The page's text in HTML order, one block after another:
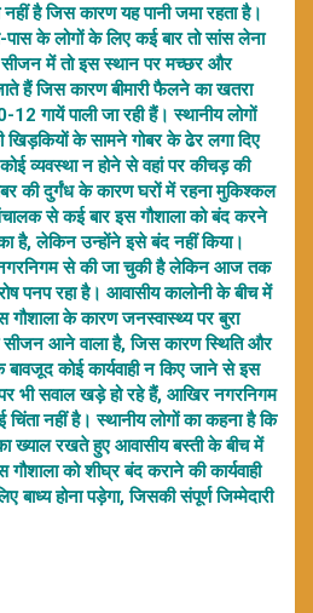
नहीं है जिस कारण यह पानी जमा रहता है।
के लोगों के लिए कई बार तो सांस लेना
सीजन में तो इस स्थान पर मच्छर और
हैं जिस कारण बीमारी फैलने का खतरा
गायें पाली जा रही हैं। स्थानीय लोगों
खिड़कियों के सामने गोबर के ढेर लगा दिए
व्यवस्था न होने से वहां पर कीचड़ की
की दुर्गंध के कारण घरों में रहना मुकिश्कल
संचालक से कई बार इस गौशाला को बंद करने
है, लेकिन उन्होंने इसे बंद नहीं किया।
नगरनिगम से की जा चुकी है लेकिन आज तक
पनप रहा है। आवासीय कालोनी के बीच में
के कारण जनस्वास्थ्य पर बुरा
सीजन आने वाला है, जिस कारण स्थिति और
कोई कार्यवाही न किए जाने से इस
भी सवाल खड़े हो रहे हैं, आखिर नगरनिगम
चिंता नहीं है। स्थानीय लोगों का कहना है कि
ख्याल रखते हुए आवासीय बस्ती के बीच में
को शीघ्र बंद कराने की कार्यवाही
होना पड़ेगा, जिसकी संपूर्ण जिम्मेदारी